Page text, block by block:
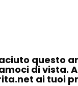
questo
di vista.
ai tuoi